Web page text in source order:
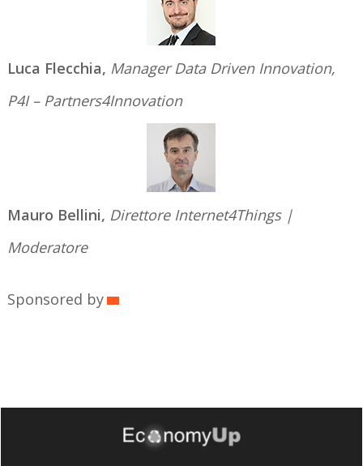
Luca Flecchia, Manager Data Driven Innovation,
P4I – Partners4Innovation
Mauro Bellini, Direttore Internet4Things |
Moderatore
Sponsored by